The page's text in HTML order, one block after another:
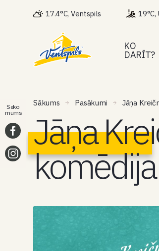
17.4°C, Ventspils 19°C,
KO
DARĪT?
Sākums Pasākumi Jāņa
Jāņa
Seko
mums